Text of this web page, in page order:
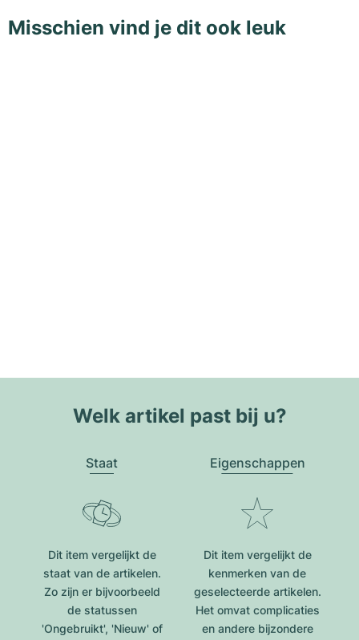
Misschien vind je dit ook leuk
Welk artikel past bij u?
Staat
Dit item vergelijkt de
staat van de artikelen.
Zo zijn er bijvoorbeeld
de statussen
'Ongebruikt', 'Nieuw' of
Eigenschappen
Dit item vergelijkt de
kenmerken van de
geselecteerde artikelen.
Het omvat complicaties
en andere bijzondere